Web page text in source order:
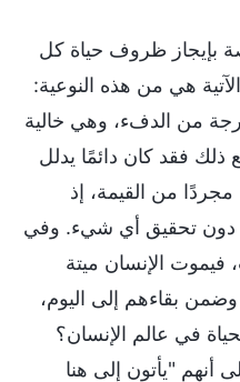
بإيجاز ظروف حياة كل
هي من هذه النوعية:
من الدفء، وهي خالية
ذلك فقد كان دائمًا يدلل
من القيمة، إذ
دون تحقيق أي شيء. وفي
الإنسان ميتة
بقاءهم إلى اليوم،
في عالم الإنسان؟
أنهم "يأتون إلى هنا